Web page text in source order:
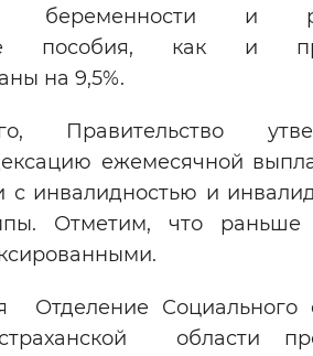
беременности и
пособия, как и
на 9,5%.
Правительство
ежемесячной
с инвалидностью и
Отметим, что раньше
Отделение Социального
области